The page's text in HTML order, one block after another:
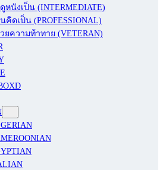
หนังเป็น (INTERMEDIATE)
คิดเป็น (PROFESSIONAL)
ยความท้าทาย (VETERAN)